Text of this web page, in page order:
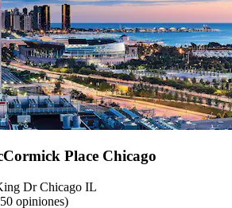
Place Chicago
Dr Chicago IL
opiniones)